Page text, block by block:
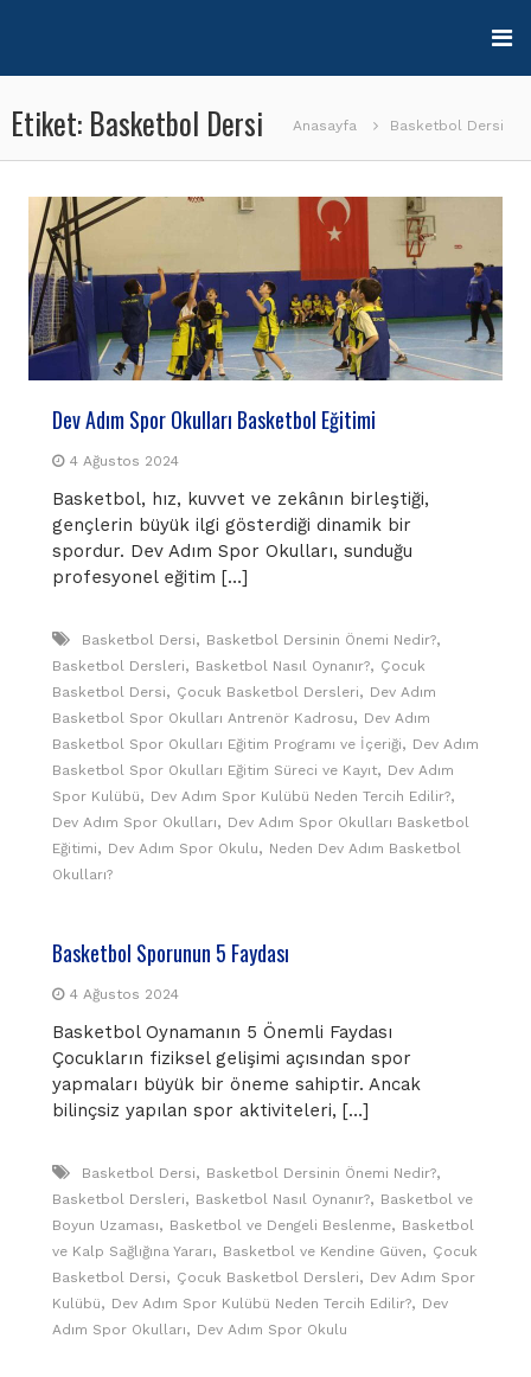
Etiket: Basketbol Dersi Anasayfa Basketbol Dersi
Dev Adım Spor Okulları Basketbol Eğitimi
4 Ağustos 2024
Basketbol, hız, kuvvet ve zekânın birleştiği,
gençlerin büyük ilgi gösterdiği dinamik bir
spordur. Dev Adım Spor Okulları, sunduğu
profesyonel eğitim […]
Basketbol Dersi, Basketbol Dersinin Önemi Nedir?,
Basketbol Dersleri, Basketbol Nasıl Oynanır?, Çocuk
Basketbol Dersi, Çocuk Basketbol Dersleri, Dev Adım
Basketbol Spor Okulları Antrenör Kadrosu, Dev Adım
Basketbol Spor Okulları Eğitim Programı ve İçeriği, Dev Adım
Basketbol Spor Okulları Eğitim Süreci ve Kayıt, Dev Adım
Spor Kulübü, Dev Adım Spor Kulübü Neden Tercih Edilir?,
Dev Adım Spor Okulları, Dev Adım Spor Okulları Basketbol
Eğitimi, Dev Adım Spor Okulu, Neden Dev Adım Basketbol
Okulları?
Basketbol Sporunun 5 Faydası
4 Ağustos 2024
Basketbol Oynamanın 5 Önemli Faydası
Çocukların fiziksel gelişimi açısından spor
yapmaları büyük bir öneme sahiptir. Ancak
bilinçsiz yapılan spor aktiviteleri, […]
Basketbol Dersi, Basketbol Dersinin Önemi Nedir?,
Basketbol Dersleri, Basketbol Nasıl Oynanır?, Basketbol ve
Boyun Uzaması, Basketbol ve Dengeli Beslenme, Basketbol
ve Kalp Sağlığına Yararı, Basketbol ve Kendine Güven, Çocuk
Basketbol Dersi, Çocuk Basketbol Dersleri, Dev Adım Spor
Kulübü, Dev Adım Spor Kulübü Neden Tercih Edilir?, Dev
Adım Spor Okulları, Dev Adım Spor Okulu